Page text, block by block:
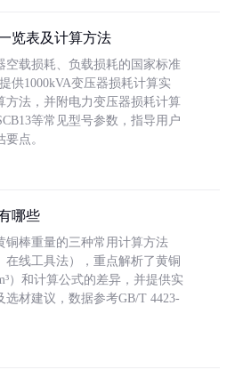
览表及计算方法
空载损耗、负载损耗的国家标准
供1000kVA变压器损耗计算实
方法，并附电力变压器损耗计算
等常见型号参数，指导用户
点。
哪些
铜棒重量的三种常用计算方法
在线工具法），重点解析了黄铜
）和计算公式的差异，并提供实
选材建议，数据参考GB/T 4423-